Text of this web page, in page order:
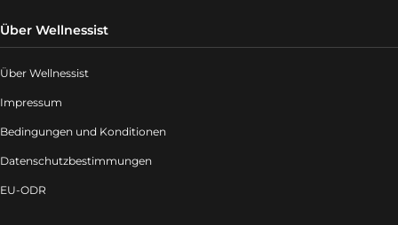
Über Wellnessist
Über Wellnessist
Impressum
Bedingungen und Konditionen
Datenschutzbestimmungen
EU-ODR